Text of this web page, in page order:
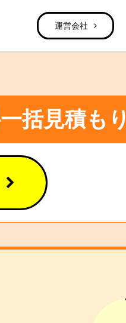
運営会社
括見積もり